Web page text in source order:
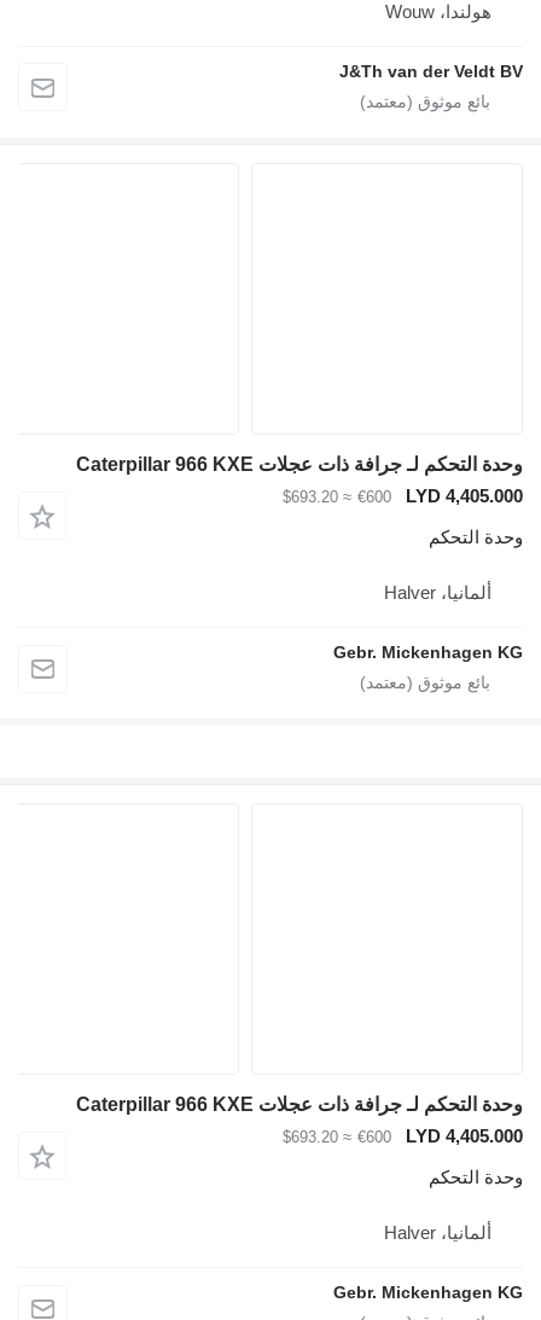
هولندا، Wouw
J&Th van der Veldt BV
وحدة التحكم لـ جرافة ذات عجلات Caterpillar 966 KXE
LYD 4,405.000
€600
≈ $693.20
وحدة التحكم
ألمانيا، Halver
Gebr. Mickenhagen KG
وحدة التحكم لـ جرافة ذات عجلات Caterpillar 966 KXE
LYD 4,405.000
€600
≈ $693.20
وحدة التحكم
ألمانيا، Halver
Gebr. Mickenhagen KG